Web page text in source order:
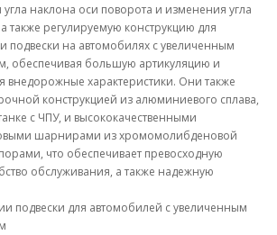
наклона оси поворота и изменения угла
регулируемую конструкцию для
подвески на автомобилях с увеличенным
обеспечивая большую артикуляцию и
внедорожные характеристики. Они также
конструкцией из алюминиевого сплава,
с ЧПУ, и высококачественными
шарнирами из хромомолибденовой
что обеспечивает превосходную
обслуживания, а также надежную
подвески для автомобилей с увеличенным